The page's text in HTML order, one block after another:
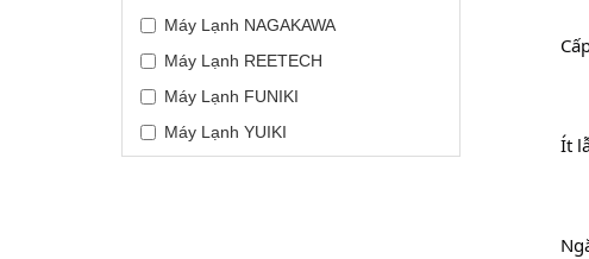
Máy Lạnh NAGAKAWA
Máy Lạnh REETECH
Máy Lạnh FUNIKI
Máy Lạnh YUIKI